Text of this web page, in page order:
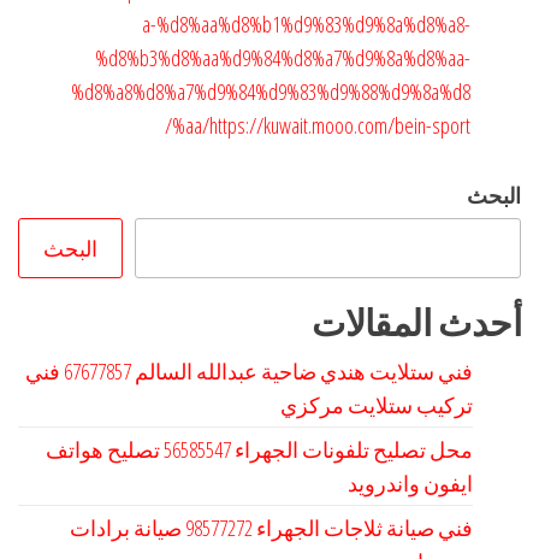
a-%d8%aa%d8%b1%d9%83%d9%8a%d8%a8-
%d8%b3%d8%aa%d9%84%d8%a7%d9%8a%d8%aa-
%d8%a8%d8%a7%d9%84%d9%83%d9%88%d9%8a%d8
%aa/https://kuwait.mooo.com/bein-sport/
البحث
البحث
أحدث المقالات
فني ستلايت هندي ضاحية عبدالله السالم 67677857 فني
تركيب ستلايت مركزي
محل تصليح تلفونات الجهراء 56585547 تصليح هواتف
ايفون واندرويد
فني صيانة ثلاجات الجهراء 98577272 صيانة برادات